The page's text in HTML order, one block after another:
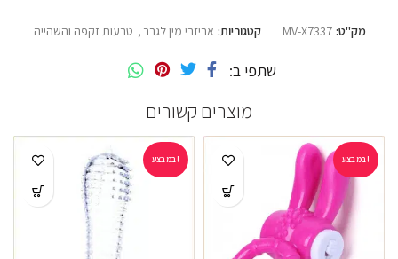
מק"ט: MV-X7337 קטגוריות: אביזרי מין לגבר , טבעות זקפה והשהייה
שתפי ב
מוצרים קשורים
במבצע! במבצע!